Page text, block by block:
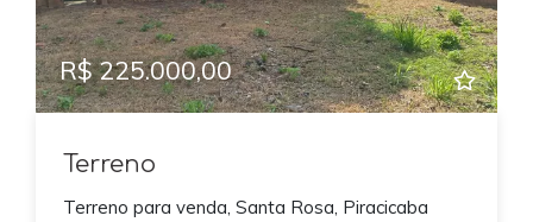
R$ 225.000,00
Terreno
Terreno para venda, Santa Rosa, Piracicaba